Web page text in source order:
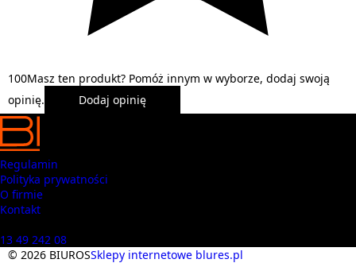
100Masz ten produkt? Pomóż innym w wyborze, dodaj swoją
opinię.
Dodaj opinię
Regulamin
Polityka prywatności
O firmie
Kontakt
13 49 242 08
© 2026 BIUROSSklepy internetowe blures.pl